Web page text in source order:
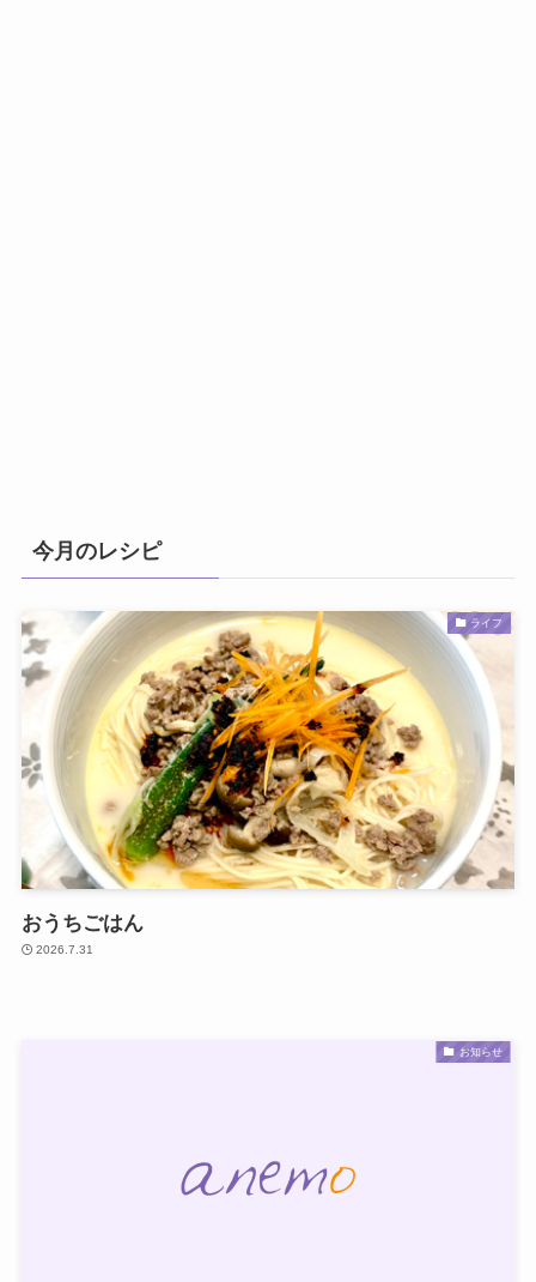
今月のレシピ
ライフ
おうちごはん
2026.7.31
お知らせ